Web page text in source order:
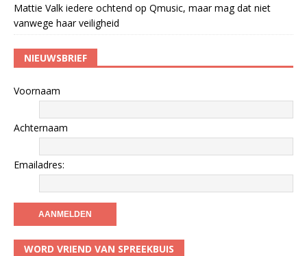
Mattie Valk iedere ochtend op Qmusic, maar mag dat niet
vanwege haar veiligheid
NIEUWSBRIEF
Voornaam
Achternaam
Emailadres:
WORD VRIEND VAN SPREEKBUIS